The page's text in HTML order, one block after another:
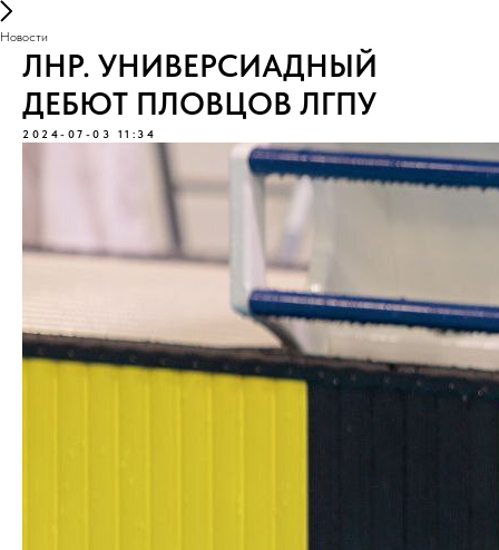
Новости
ЛНР. УНИВЕРСИАДНЫЙ
ДЕБЮТ ПЛОВЦОВ ЛГПУ
2024-07-03 11:34